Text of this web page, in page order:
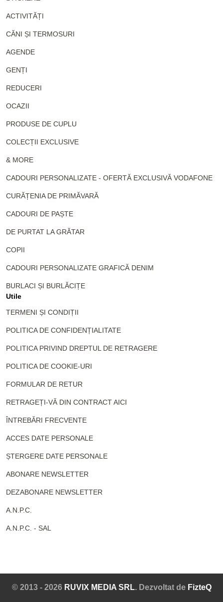
ACTIVITĂȚI
CĂNI ȘI TERMOSURI
AGENDE
GENȚI
REDUCERI
OCAZII
PRODUSE DE CUPLU
COLECȚII EXCLUSIVE
& MORE
CADOURI PERSONALIZATE - OFERTĂ EXCLUSIVĂ VODAFONE
CURĂȚENIA DE PRIMĂVARĂ
CADOURI DE PAȘTE
DE PURTAT LA GRĂTAR
COPII
CADOURI PERSONALIZATE GRAFICĂ DENIM
BURLACI ȘI BURLĂCIȚE
Utile
TERMENI ȘI CONDIȚII
POLITICA DE CONFIDENȚIALITATE
POLITICA PRIVIND DREPTUL DE RETRAGERE
POLITICA DE COOKIE-URI
FORMULAR DE RETUR
RETRAGEȚI-VĂ DIN CONTRACT AICI
ÎNTREBĂRI FRECVENTE
ACCES DATE PERSONALE
ȘTERGERE DATE PERSONALE
ABONARE NEWSLETTER
DEZABONARE NEWSLETTER
A.N.P.C.
A.N.P.C. - SAL
© 2013 - 2026 RUVIX MEDIA SRL. Dezvoltat de FizteQ